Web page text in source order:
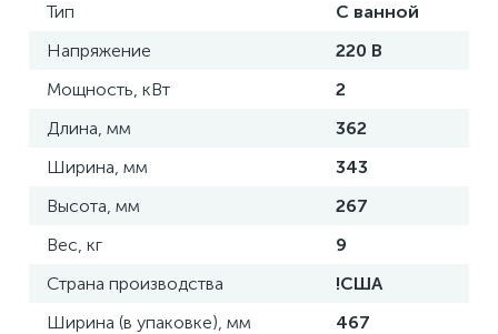
Тип
С ванной
Напряжение
220 В
Мощность, кВт
2
Длина, мм
362
Ширина, мм
343
Высота, мм
267
Вес, кг
9
Страна производства
!США
Ширина (в упаковке), мм
467